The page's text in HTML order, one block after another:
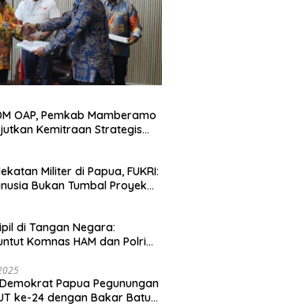
OAP, Pemkab Mamberamo
Kemitraan Strategis
Militer di Papua, FUKRI:
Bukan Tumbal Proyek
di Tangan Negara:
Komnas HAM dan Polri
Papua Pegunungan
ke-24 dengan Bakar Batu